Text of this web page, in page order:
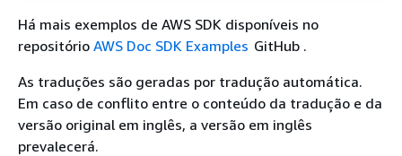
Há mais exemplos de AWS SDK disponíveis no
repositório AWS Doc SDK Examples GitHub .
As traduções são geradas por tradução automática.
Em caso de conflito entre o conteúdo da tradução e da
versão original em inglês, a versão em inglês
prevalecerá.